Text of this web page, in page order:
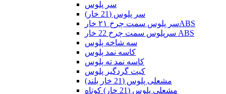
سر پلوس
سر پلوس (21 خار)
سر پلوس سمت چرخ ۲۱ خارABS
سرپلوس سمت چرخ 22 خار ABS
سه شاخه پلوس
کاسه نمد پلوس
کاسه نمد ته پلوس
کیت گردگیر پلوس
مشعلی پلوس (21 خار بلند)
مشعلی پلوس (21 خار) کوتاه